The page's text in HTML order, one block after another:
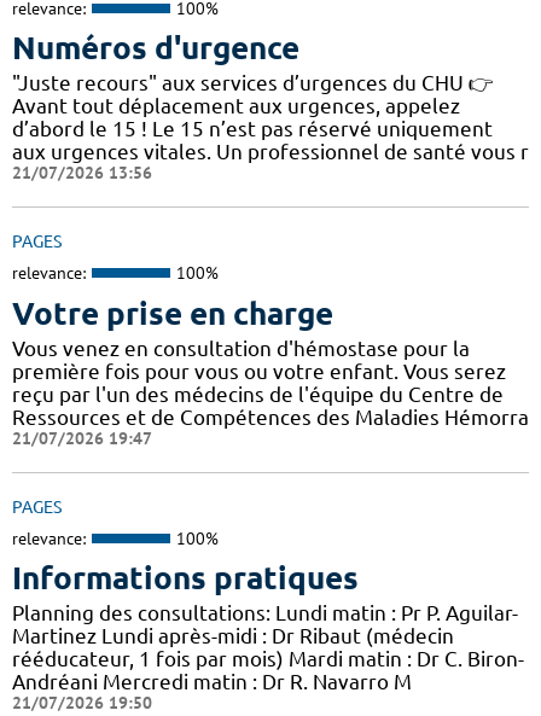
relevance: 100%
Numéros d'urgence
"Juste recours" aux services d’urgences du CHU 👉
Avant tout déplacement aux urgences, appelez
d’abord le 15 ! Le 15 n’est pas réservé uniquement
aux urgences vitales. Un professionnel de santé vous r
21/07/2026 13:56
PAGES
relevance: 100%
Votre prise en charge
Vous venez en consultation d'hémostase pour la
première fois pour vous ou votre enfant. Vous serez
reçu par l'un des médecins de l'équipe du Centre de
Ressources et de Compétences des Maladies Hémorra
21/07/2026 19:47
PAGES
relevance: 100%
Informations pratiques
Planning des consultations: Lundi matin : Pr P. Aguilar-
Martinez Lundi après-midi : Dr Ribaut (médecin
rééducateur, 1 fois par mois) Mardi matin : Dr C. Biron-
Andréani Mercredi matin : Dr R. Navarro M
21/07/2026 19:50